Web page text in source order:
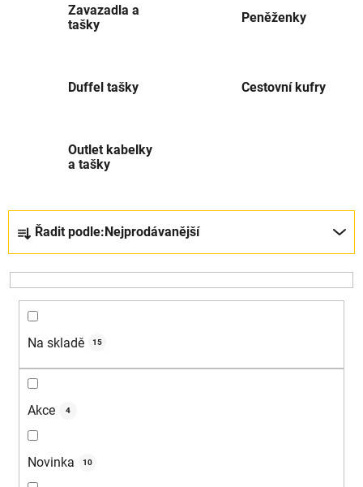
Zavazadla a
tašky
Peněženky
Duffel tašky Cestovní kufry
Outlet kabelky
a tašky
Řazení produktů
Řadit podle: Nejprodávanější
Na skladě 15
Akce 4
Novinka 10